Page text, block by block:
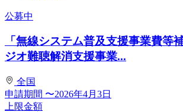
公募中
「無線システム普及支援事業費等
ジオ難聴解消支援事業...
全国
申請期間 〜2026年4月3日
上限金額